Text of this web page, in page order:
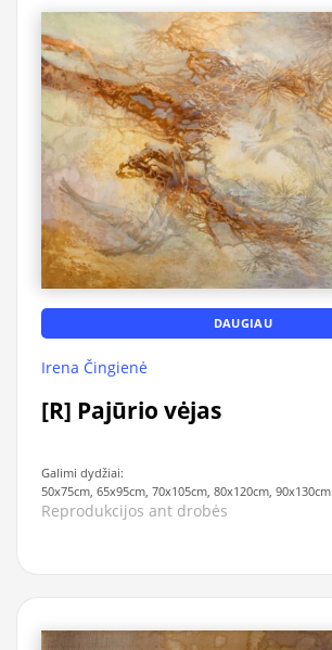
DAUGIAU
Irena Čingienė
[R] Pajūrio vėjas
Galimi dydžiai:
50x75cm, 65x95cm, 70x105cm, 80x120cm, 90x130cm
Reprodukcijos ant drobės